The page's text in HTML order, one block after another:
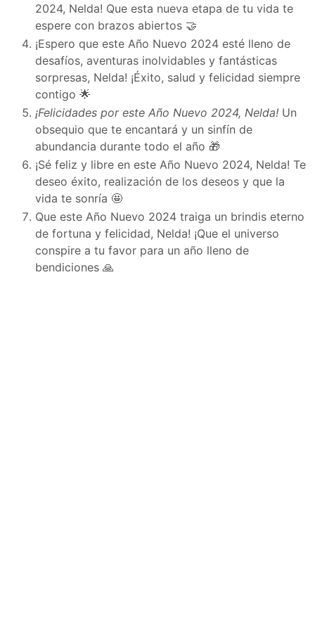
2024, Nelda! Que esta nueva etapa de tu vida te
espere con brazos abiertos 🤝
¡Espero que este Año Nuevo 2024 esté lleno de
desafíos, aventuras inolvidables y fantásticas
sorpresas, Nelda! ¡Éxito, salud y felicidad siempre
contigo 🌟
¡Felicidades por este Año Nuevo 2024, Nelda! Un
obsequio que te encantará y un sinfín de
abundancia durante todo el año 🎁
¡Sé feliz y libre en este Año Nuevo 2024, Nelda! Te
deseo éxito, realización de los deseos y que la
vida te sonría 🤩
Que este Año Nuevo 2024 traiga un brindis eterno
de fortuna y felicidad, Nelda! ¡Que el universo
conspire a tu favor para un año lleno de
bendiciones 🙏